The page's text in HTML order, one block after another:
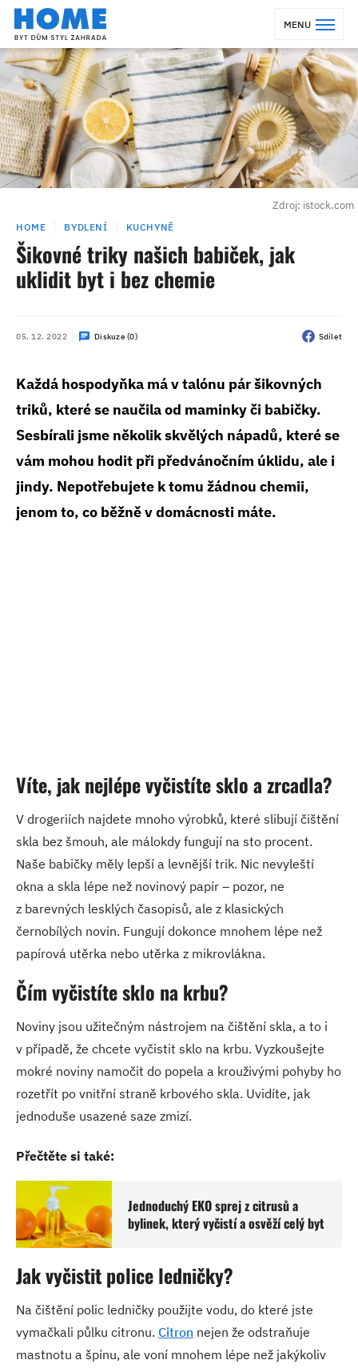
MENU
Zdroj: istock.com
HOME BYDLENÍ KUCHYNĚ
Šikovné triky našich babiček, jak
uklidit byt i bez chemie
05. 12. 2022 Diskuze (0) Sdílet
Každá hospodyňka má v talónu pár šikovných
triků, které se naučila od maminky či babičky.
Sesbírali jsme několik skvělých nápadů, které se
vám mohou hodit při předvánočním úklidu, ale i
jindy. Nepotřebujete k tomu žádnou chemii,
jenom to, co běžně v domácnosti máte.
Víte, jak nejlépe vyčistíte sklo a zrcadla?
V drogeriích najdete mnoho výrobků, které slibují čištění
skla bez šmouh, ale málokdy fungují na sto procent.
Naše babičky měly lepší a levnější trik. Nic nevyleští
okna a skla lépe než novinový papír – pozor, ne
z barevných lesklých časopisů, ale z klasických
černobílých novin. Fungují dokonce mnohem lépe než
papírová utěrka nebo utěrka z mikrovlákna.
Čím vyčistíte sklo na krbu?
Noviny jsou užitečným nástrojem na čištění skla, a to i
v případě, že chcete vyčistit sklo na krbu. Vyzkoušejte
mokré noviny namočit do popela a krouživými pohyby ho
rozetřít po vnitřní straně krbového skla. Uvidíte, jak
jednoduše usazené saze zmizí.
Přečtěte si také:
Jednoduchý EKO sprej z citrusů a
bylinek, který vyčistí a osvěží celý byt
Jak vyčistit police ledničky?
Na čištění polic ledničky použijte vodu, do které jste
vymačkali půlku citronu. Citron nejen že odstraňuje
mastnotu a špínu, ale voní mnohem lépe než jakýkoliv